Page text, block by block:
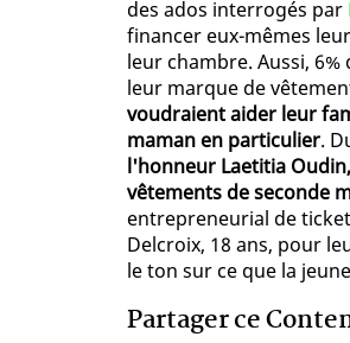
des ados interrogés par
financer eux-mêmes
leur chambre. Aussi,
leur marque de
voudraient aider leur
maman en particulier.
l'honneur Laetitia
vêtements de seconde
entrepreneurial de
Delcroix, 18 ans, pour
le ton sur ce que la
Partager ce